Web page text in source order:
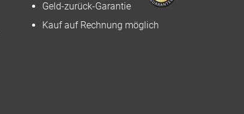
Geld-zurück-Garantie
Kauf auf Rechnung möglich